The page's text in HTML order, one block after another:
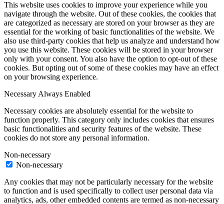
This website uses cookies to improve your experience while you
navigate through the website. Out of these cookies, the cookies that
are categorized as necessary are stored on your browser as they are
essential for the working of basic functionalities of the website. We
also use third-party cookies that help us analyze and understand how
you use this website. These cookies will be stored in your browser
only with your consent. You also have the option to opt-out of these
cookies. But opting out of some of these cookies may have an effect
on your browsing experience.
NecessaryAlways Enabled
Necessary cookies are absolutely essential for the website to
function properly. This category only includes cookies that ensures
basic functionalities and security features of the website. These
cookies do not store any personal information.
Non-necessary
Non-necessary
Any cookies that may not be particularly necessary for the website
to function and is used specifically to collect user personal data via
analytics, ads, other embedded contents are termed as non-necessary